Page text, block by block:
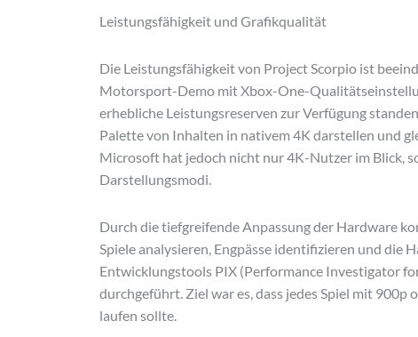
Leistungsfähigkeit und Grafikqualität
Die Leistungsfähigkeit von Project Scorpio ist
Motorsport-Demo mit Xbox-One-
erhebliche Leistungsreserven zur Verfügung
Palette von Inhalten in nativem 4K darstellen und
Microsoft hat jedoch nicht nur 4K-Nutzer im Blick,
Darstellungsmodi.
Durch die tiefgreifende Anpassung der Hardware
Spiele analysieren, Engpässe identifizieren und
Entwicklungstools PIX (Performance Investigator
durchgeführt. Ziel war es, dass jedes Spiel mit
laufen sollte.